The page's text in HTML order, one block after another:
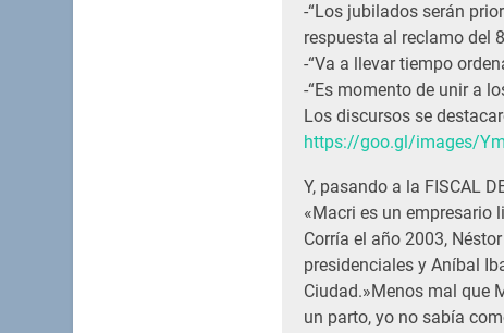
-“Los jubilados serán
respuesta al reclamo del
-“Va a llevar tiempo
-“Es momento de unir a
Los discursos se
https://goo.gl/images/
Y, pasando a la FISCAL
«Macri es un empresario
Corría el año 2003,
presidenciales y Aníbal
Ciudad.»Menos mal que
un parto, yo no sabía